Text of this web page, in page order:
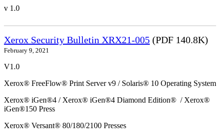
v 1.0
Xerox Security Bulletin XRX21-005 (PDF 140.8K)
February 9, 2021
V1.0
Xerox® FreeFlow® Print Server v9 / Solaris® 10 Operating System
Xerox® iGen®4 / Xerox® iGen®4 Diamond Edition® / Xerox®
iGen®150 Press
Xerox® Versant® 80/180/2100 Presses